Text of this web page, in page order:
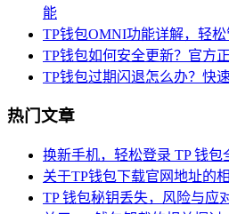
能
TP钱包OMNI功能详解，轻
TP钱包如何安全更新？官方
TP钱包过期闪退怎么办？快
热门文章
换新手机，轻松登录 TP 钱包
关于TP钱包下载官网地址的
TP 钱包秘钥丢失，风险与应